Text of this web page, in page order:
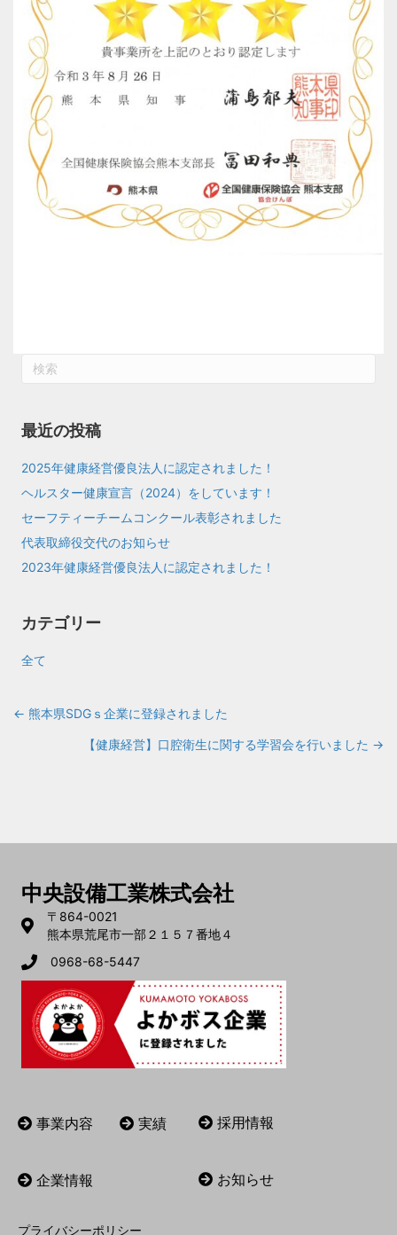
最近の投稿
2025年健康経営優良法人に認定されました！
ヘルスター健康宣言（2024）をしています！
セーフティーチームコンクール表彰されました
代表取締役交代のお知らせ
2023年健康経営優良法人に認定されました！
カテゴリー
全て
Posts
navigation
← 熊本県SDGｓ企業に登録されました
【健康経営】口腔衛生に関する学習会を行いました →
中央設備工業株式会社
〒864-0021
熊本県荒尾市一部２１５７番地４
0968-68-5447
事業内容 実績
企業情報
採用情報
お知らせ
プライバシーポリシー